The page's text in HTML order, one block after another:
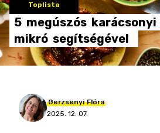
Toplista
5 megúszós karácsonyi
mikró segítségével
Gerzsenyi Flóra
2025. 12. 07.